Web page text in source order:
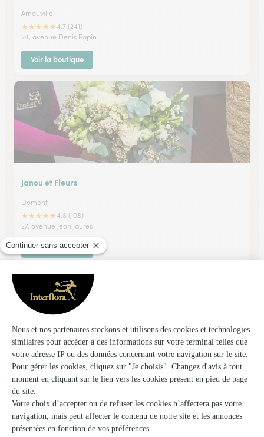
Arnouville
★★★★★4.7 (241)
24, avenue Denis Papin
Voir la boutique
Janou et Fleurs
Domont
★★★★★4.8 (108)
27, avenue Jean Jaurès
Voir la boutique
Couleur Nature
Sarcelles
★★★★★4 (73)
92, rue Pierre Brossolette